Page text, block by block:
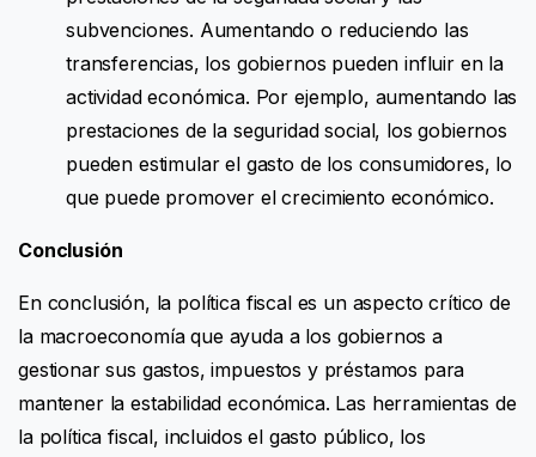
subvenciones. Aumentando o reduciendo las
transferencias, los gobiernos pueden influir en la
actividad económica. Por ejemplo, aumentando las
prestaciones de la seguridad social, los gobiernos
pueden estimular el gasto de los consumidores, lo
que puede promover el crecimiento económico.
Conclusión
En conclusión, la política fiscal es un aspecto crítico de
la macroeconomía que ayuda a los gobiernos a
gestionar sus gastos, impuestos y préstamos para
mantener la estabilidad económica. Las herramientas de
la política fiscal, incluidos el gasto público, los